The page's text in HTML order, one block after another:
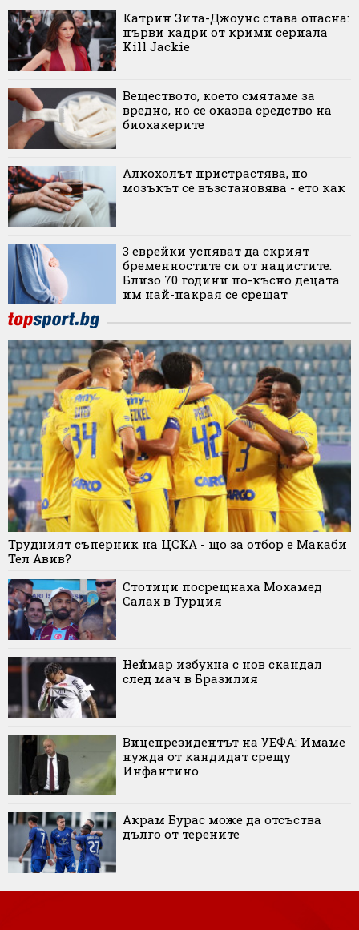
Катрин Зита-Джоунс става опасна:
първи кадри от крими сериала
Kill Jackie
Веществото, което смятаме за
вредно, но се оказва средство на
биохакерите
Алкохолът пристрастява, но
мозъкът се възстановява - ето как
3 еврейки успяват да скрият
бременностите си от нацистите.
Близо 70 години по-късно децата
им най-накрая се срещат
Трудният съперник на ЦСКА - що за отбор е Макаби
Тел Авив?
Стотици посрещнаха Мохамед
Салах в Турция
Неймар избухна с нов скандал
след мач в Бразилия
Вицепрезидентът на УЕФА: Имаме
нужда от кандидат срещу
Инфантино
Акрам Бурас може да отсъства
дълго от терените